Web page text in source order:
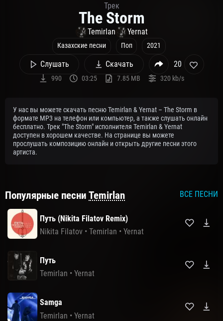
Трек
The Storm
Temirlan Yernat
Казахские песни Поп 2021
Слушать Скачать 20
990 03:25 7.85 MB 320 kb/s
У нас вы можете скачать песню Temirlan & Yernat – The Storm в
формате MP3 на телефон или компьютер, а также слушать онлайн
бесплатно. Трек "The Storm" исполнителя Temirlan & Yernat
доступен в хорошем качестве. На странице вы можете
прослушать композицию онлайн и открыть другие песни этого
артиста.
Популярные песни Temirlan ВСЕ ПЕСНИ
Путь (Nikita Filatov Remix)
Nikita Filatov • Temirlan • Yernat
Путь
Temirlan • Yernat
Samga
Temirlan • Yernat